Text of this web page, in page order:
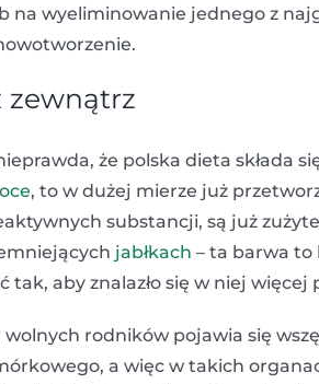
na wyeliminowanie jednego z
zewnątrz
że polska dieta składa
, to w dużej mierze już
substancji, są już
jabłkach – ta barwa to
tak, aby znalazło się w niej
wolnych rodników pojawia się
a więc w takich